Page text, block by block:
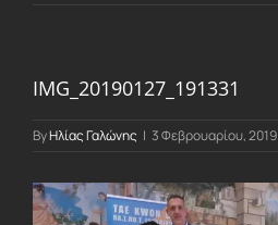
IMG_20190127_191331
ByΗλίας Γαλώνης | 3 Φεβρουαρίου, 2019